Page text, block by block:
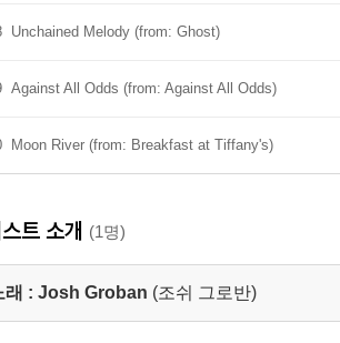
Unchained Melody (from: Ghost)
Against All Odds (from: Against All Odds)
Moon River (from: Breakfast at Tiffany's)
트 소개 (1명)
래 : Josh Groban (조쉬 그로반)